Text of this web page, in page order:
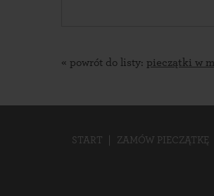
« powrót do listy: pieczątki w
START ZAMÓW PIECZĄTKĘ